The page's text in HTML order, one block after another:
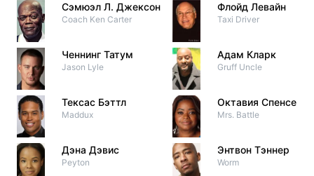
Сэмюэл Л. Джексон
Coach Ken Carter
Ченнинг Татум
Jason Lyle
Тексас Бэттл
Maddux
Дэна Дэвис
Peyton
Флойд Левайн
Taxi Driver
Адам Кларк
Gruff Uncle
Октавия Спенсер
Mrs. Battle
Энтвон Тэннер
Worm